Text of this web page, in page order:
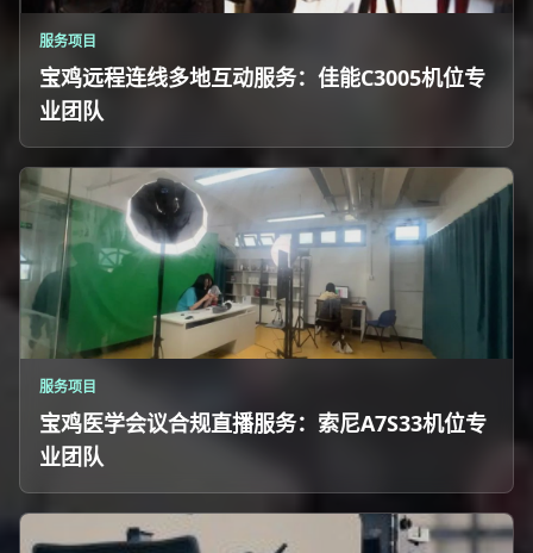
服务项目
宝鸡远程连线多地互动服务：佳能C3005机位专
业团队
服务项目
宝鸡医学会议合规直播服务：索尼A7S33机位专
业团队